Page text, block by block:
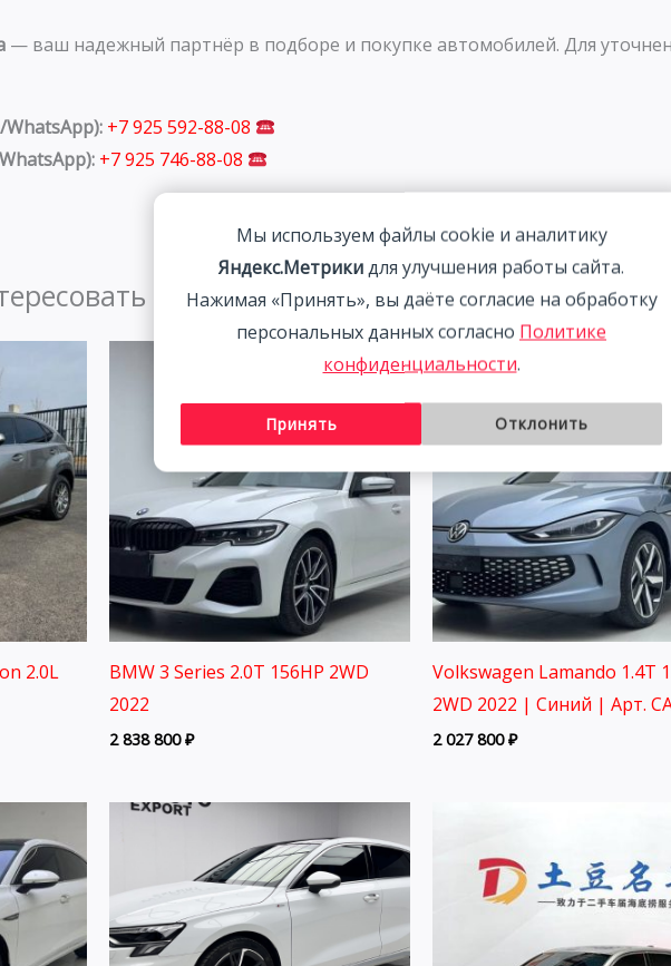
— ваш надежный партнёр в подборе и покупке автомобилей. Для
+7 925 592-88-08
+7 925 746-88-08
2.0L
BMW 3 Series 2.0T 156HP 2WD
2022
2 838 800₽
Volkswagen Lamando 1.4T
2WD 2022 | Синий | Арт.
2 027 800₽
Мы используем файлы cookie и аналитику
Яндекс.Метрикидля улучшения работы сайта.
Нажимая «Принять», вы даёте согласие на обработку
персональных данных согласно Политике
конфиденциальности.
Принять Отклонить